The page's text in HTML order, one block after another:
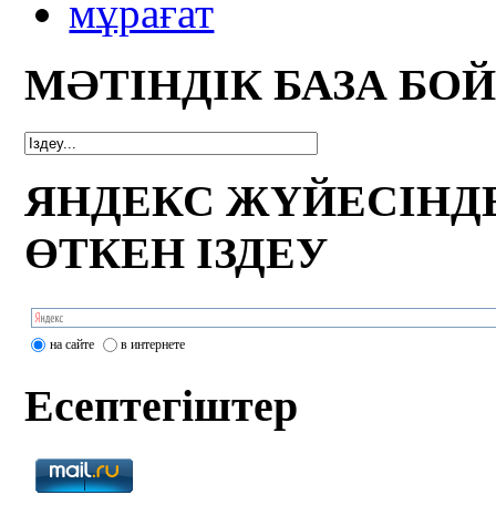
мұрағат
МӘТІНДІК БАЗА
ЯНДЕКС
ӨТКЕН ІЗДЕУ
на сайте в интернете
Есептегіштер